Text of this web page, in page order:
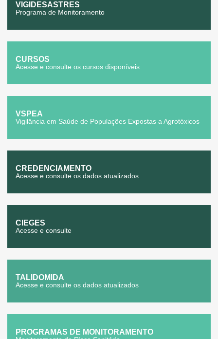
VIGIDESASTRES
Programa de Monitoramento
CURSOS
Acesse e consulte os cursos disponíveis
VSPEA
Vigilância em Saúde de Populações Expostas a Agrotóxicos
CREDENCIAMENTO
Acesse e consulte os dados atualizados
CIEGES
Acesse e consulte
TALIDOMIDA
Acesse e consulte os dados atualizados
PROGRAMAS DE MONITORAMENTO